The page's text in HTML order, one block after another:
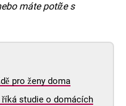
máte potíže s
pro ženy doma
říká studie o domácích